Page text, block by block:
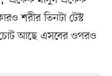
শরীর তিনটা টেস্ট
চোট আছে এসবের ওপরও